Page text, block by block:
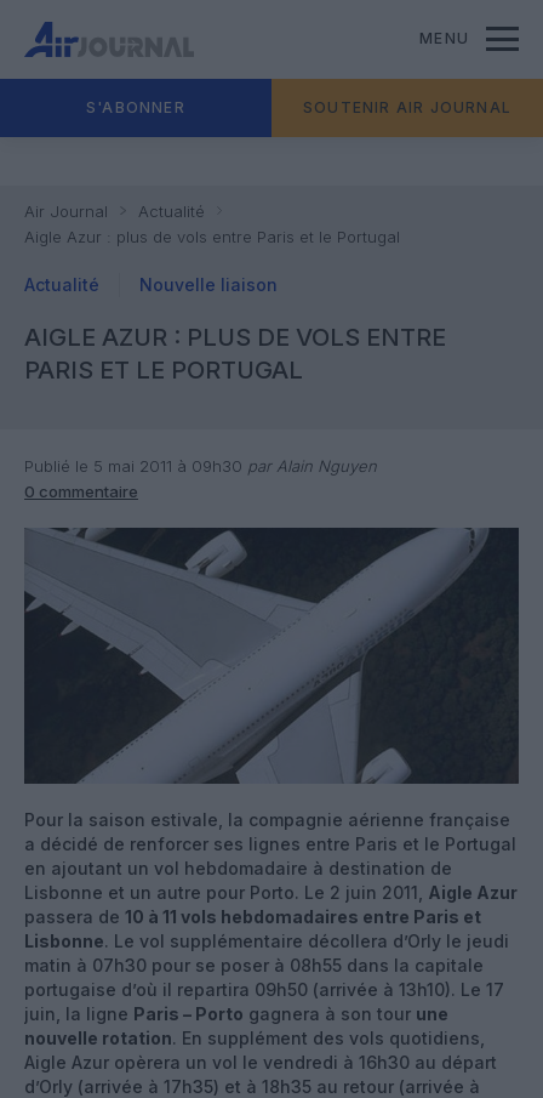
MENU
S'ABONNER SOUTENIR AIR JOURNAL
Air Journal
Actualité
Aigle Azur : plus de vols entre Paris et le Portugal
Actualité Nouvelle liaison
AIGLE AZUR : PLUS DE VOLS ENTRE
PARIS ET LE PORTUGAL
Publié le 5 mai 2011 à 09h30 par Alain Nguyen
0 commentaire
Pour la saison estivale, la compagnie aérienne française
a décidé de renforcer ses lignes entre Paris et le Portugal
en ajoutant un vol hebdomadaire à destination de
Lisbonne et un autre pour Porto. Le 2 juin 2011, Aigle Azur
passera de 10 à 11 vols hebdomadaires entre Paris et
Lisbonne. Le vol supplémentaire décollera d’Orly le jeudi
matin à 07h30 pour se poser à 08h55 dans la capitale
portugaise d’où il repartira 09h50 (arrivée à 13h10). Le 17
juin, la ligne Paris – Porto gagnera à son tour une
nouvelle rotation. En supplément des vols quotidiens,
Aigle Azur opèrera un vol le vendredi à 16h30 au départ
d’Orly (arrivée à 17h35) et à 18h35 au retour (arrivée à